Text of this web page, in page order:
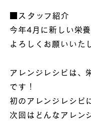
■スタッフ紹介
今年4月に新しい栄
よろしくお願いいた
アレンジレシピは、
です！
初のアレンジレシピ
次回はどんなアレン